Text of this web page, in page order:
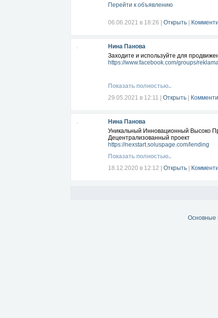
Перейти к объявлению
06.06.2021 в 18:26 Открыть
Нина Панова
Заходите и используйте для
https://www.facebook.com/groups/
Показать полностью..
29.05.2021 в 12:11
Открыть
Нина Панова
Уникальный Инновационный Высоко
Децентрализованный проект
https://nexstart.soluspage.com/lending
Показать полностью..
18.12.2020 в 12:12
Открыть
Основные